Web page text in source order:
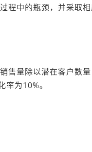
程中的瓶颈，并采取
售量除以潜在客户数
为10%。